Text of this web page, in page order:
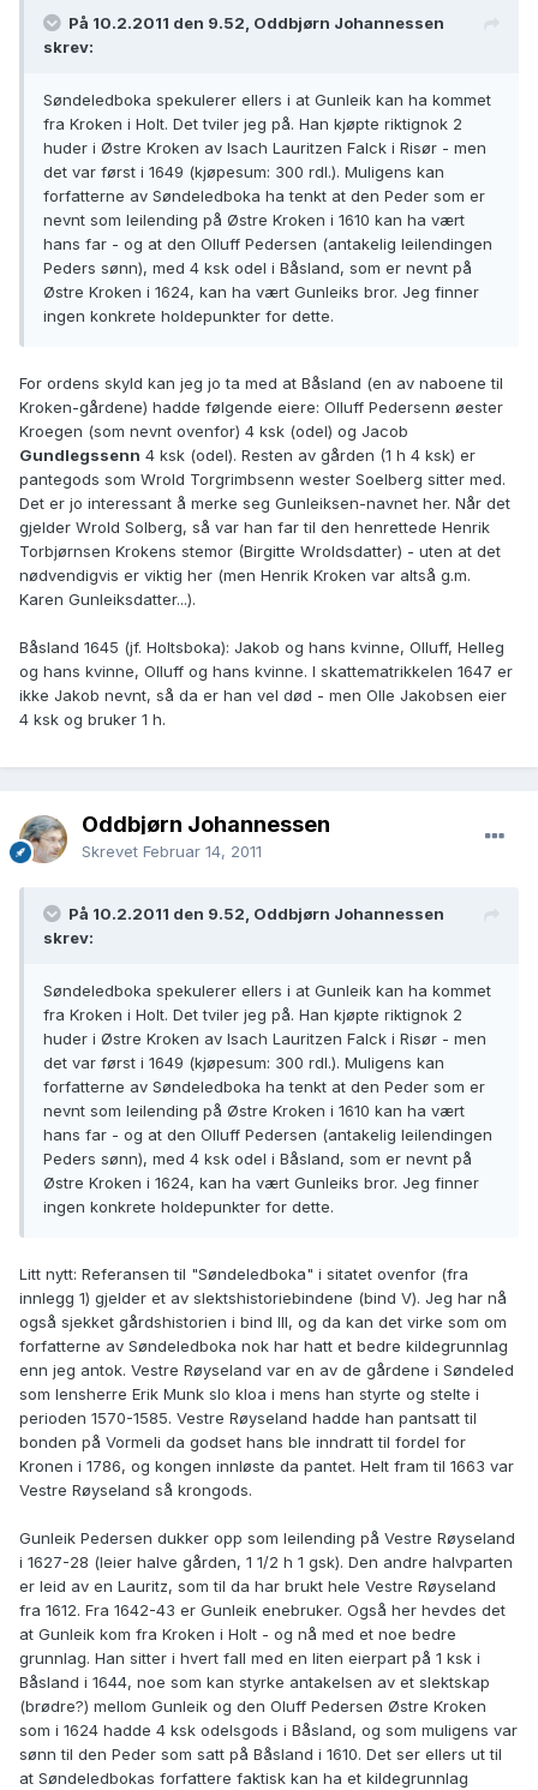
På 10.2.2011 den 9.52, Oddbjørn Johannessen
skrev:
Søndeledboka spekulerer ellers i at Gunleik kan ha kommet
fra Kroken i Holt. Det tviler jeg på. Han kjøpte riktignok 2
huder i Østre Kroken av Isach Lauritzen Falck i Risør - men
det var først i 1649 (kjøpesum: 300 rdl.). Muligens kan
forfatterne av Søndeledboka ha tenkt at den Peder som er
nevnt som leilending på Østre Kroken i 1610 kan ha vært
hans far - og at den Olluff Pedersen (antakelig leilendingen
Peders sønn), med 4 ksk odel i Båsland, som er nevnt på
Østre Kroken i 1624, kan ha vært Gunleiks bror. Jeg finner
ingen konkrete holdepunkter for dette.
For ordens skyld kan jeg jo ta med at Båsland (en av naboene til
Kroken-gårdene) hadde følgende eiere: Olluff Pedersenn øester
Kroegen (som nevnt ovenfor) 4 ksk (odel) og Jacob
Gundlegssenn 4 ksk (odel). Resten av gården (1 h 4 ksk) er
pantegods som Wrold Torgrimbsenn wester Soelberg sitter med.
Det er jo interessant å merke seg Gunleiksen-navnet her. Når det
gjelder Wrold Solberg, så var han far til den henrettede Henrik
Torbjørnsen Krokens stemor (Birgitte Wroldsdatter) - uten at det
nødvendigvis er viktig her (men Henrik Kroken var altså g.m.
Karen Gunleiksdatter...).
Båsland 1645 (jf. Holtsboka): Jakob og hans kvinne, Olluff, Helleg
og hans kvinne, Olluff og hans kvinne. I skattematrikkelen 1647 er
ikke Jakob nevnt, så da er han vel død - men Olle Jakobsen eier
4 ksk og bruker 1 h.
Oddbjørn Johannessen
Skrevet Februar 14, 2011
På 10.2.2011 den 9.52, Oddbjørn Johannessen
skrev:
Søndeledboka spekulerer ellers i at Gunleik kan ha kommet
fra Kroken i Holt. Det tviler jeg på. Han kjøpte riktignok 2
huder i Østre Kroken av Isach Lauritzen Falck i Risør - men
det var først i 1649 (kjøpesum: 300 rdl.). Muligens kan
forfatterne av Søndeledboka ha tenkt at den Peder som er
nevnt som leilending på Østre Kroken i 1610 kan ha vært
hans far - og at den Olluff Pedersen (antakelig leilendingen
Peders sønn), med 4 ksk odel i Båsland, som er nevnt på
Østre Kroken i 1624, kan ha vært Gunleiks bror. Jeg finner
ingen konkrete holdepunkter for dette.
Litt nytt: Referansen til "Søndeledboka" i sitatet ovenfor (fra
innlegg 1) gjelder et av slektshistoriebindene (bind V). Jeg har nå
også sjekket gårdshistorien i bind III, og da kan det virke som om
forfatterne av Søndeledboka nok har hatt et bedre kildegrunnlag
enn jeg antok. Vestre Røyseland var en av de gårdene i Søndeled
som lensherre Erik Munk slo kloa i mens han styrte og stelte i
perioden 1570-1585. Vestre Røyseland hadde han pantsatt til
bonden på Vormeli da godset hans ble inndratt til fordel for
Kronen i 1786, og kongen innløste da pantet. Helt fram til 1663 var
Vestre Røyseland så krongods.
Gunleik Pedersen dukker opp som leilending på Vestre Røyseland
i 1627-28 (leier halve gården, 1 1/2 h 1 gsk). Den andre halvparten
er leid av en Lauritz, som til da har brukt hele Vestre Røyseland
fra 1612. Fra 1642-43 er Gunleik enebruker. Også her hevdes det
at Gunleik kom fra Kroken i Holt - og nå med et noe bedre
grunnlag. Han sitter i hvert fall med en liten eierpart på 1 ksk i
Båsland i 1644, noe som kan styrke antakelsen av et slektskap
(brødre?) mellom Gunleik og den Oluff Pedersen Østre Kroken
som i 1624 hadde 4 ksk odelsgods i Båsland, og som muligens var
sønn til den Peder som satt på Båsland i 1610. Det ser ellers ut til
at Søndeledbokas forfattere faktisk kan ha et kildegrunnlag